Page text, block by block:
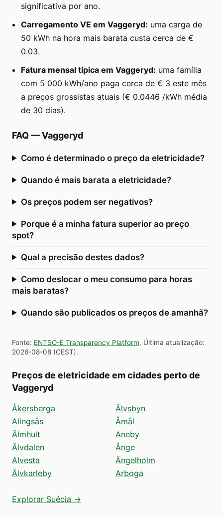
significativa por ano.
Carregamento VE em Vaggeryd: uma carga de
50 kWh na hora mais barata custa cerca de €
0.03.
Fatura mensal típica em Vaggeryd: uma família
com 5 000 kWh/ano paga cerca de € 3 este mês
a preços grossistas atuais (€ 0.0446 /kWh média
de 30 dias).
FAQ —Vaggeryd
Como é determinado o preço da eletricidade?
Quando é mais barata a eletricidade?
Os preços podem ser negativos?
Porque é a minha fatura superior ao preço
spot?
Qual a precisão destes dados?
Como deslocar o meu consumo para horas
mais baratas?
Quando são publicados os preços de amanhã?
Fonte: ENTSO-E Transparency Platform. Última atualização:
2026-08-08 (CEST).
Preços de eletricidade em cidades perto de
Vaggeryd
Åkersberga
Alingsås
Älmhult
Älvdalen
Alvesta
Älvkarleby
Älvsbyn
Åmål
Aneby
Ånge
Ängelholm
Arboga
Explorar Suécia →